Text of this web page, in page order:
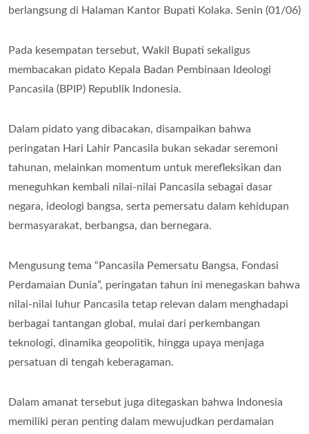
berlangsung di Halaman Kantor Bupati Kolaka. Senin (01/06)
Pada kesempatan tersebut, Wakil Bupati sekaligus
membacakan pidato Kepala Badan Pembinaan Ideologi
Pancasila (BPIP) Republik Indonesia.
Dalam pidato yang dibacakan, disampaikan bahwa
peringatan Hari Lahir Pancasila bukan sekadar seremoni
tahunan, melainkan momentum untuk merefleksikan dan
meneguhkan kembali nilai-nilai Pancasila sebagai dasar
negara, ideologi bangsa, serta pemersatu dalam kehidupan
bermasyarakat, berbangsa, dan bernegara.
Mengusung tema “Pancasila Pemersatu Bangsa, Fondasi
Perdamaian Dunia”, peringatan tahun ini menegaskan bahwa
nilai-nilai luhur Pancasila tetap relevan dalam menghadapi
berbagai tantangan global, mulai dari perkembangan
teknologi, dinamika geopolitik, hingga upaya menjaga
persatuan di tengah keberagaman.
Dalam amanat tersebut juga ditegaskan bahwa Indonesia
memiliki peran penting dalam mewujudkan perdamaian